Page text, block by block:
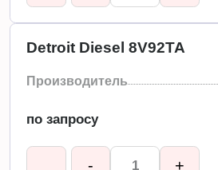
Detroit Diesel 8V92TA
Производитель
по запросу
- +